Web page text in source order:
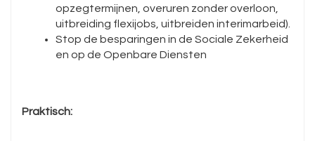
opzegtermijnen, overuren zonder overloon,
uitbreiding flexijobs, uitbreiden interimarbeid).
Stop de besparingen in de Sociale Zekerheid
en op de Openbare Diensten
Praktisch: